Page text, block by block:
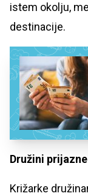
istem okolju,
destinacije.
Družini
Križarke